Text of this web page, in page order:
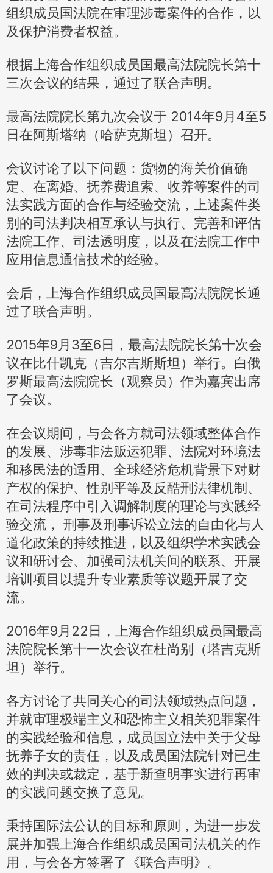
组织成员国法院在审理涉毒案件的合作，以
及保护消费者权益。
根据上海合作组织成员国最高法院院长第十
三次会议的结果，通过了联合声明。
最高法院院长第九次会议于 2014年9月4至5
日在阿斯塔纳（哈萨克斯坦）召开。
会议讨论了以下问题：货物的海关价值确
定、在离婚、抚养费追索、收养等案件的司
法实践方面的合作与经验交流，上述案件类
别的司法判决相互承认与执行、完善和评估
法院工作、司法透明度，以及在法院工作中
应用信息通信技术的经验。
会后，上海合作组织成员国最高法院院长通
过了联合声明。
2015年9月3至6日，最高法院院长第十次会
议在比什凯克（吉尔吉斯斯坦）举行。白俄
罗斯最高法院院长（观察员）作为嘉宾出席
了会议。
在会议期间，与会各方就司法领域整体合作
的发展、涉毒非法贩运犯罪、法院对环境法
和移民法的适用、全球经济危机背景下对财
产权的保护、性别平等及反酷刑法律机制、
在司法程序中引入调解制度的理论与实践经
验交流， 刑事及刑事诉讼立法的自由化与人
道化政策的持续推进，以及组织学术实践会
议和研讨会、加强司法机关间的联系、开展
培训项目以提升专业素质等议题开展了交
流。
2016年9月22日，上海合作组织成员国最高
法院院长第十一次会议在杜尚别（塔吉克斯
坦）举行。
各方讨论了共同关心的司法领域热点问题，
并就审理极端主义和恐怖主义相关犯罪案件
的实践经验和信息，成员国立法中关于父母
抚养子女的责任，以及成员国法院针对已生
效的判决或裁定，基于新查明事实进行再审
的实践问题交换了意见。
秉持国际法公认的目标和原则，为进一步发
展并加强上海合作组织成员国司法机关的作
用，与会各方签署了《联合声明》。